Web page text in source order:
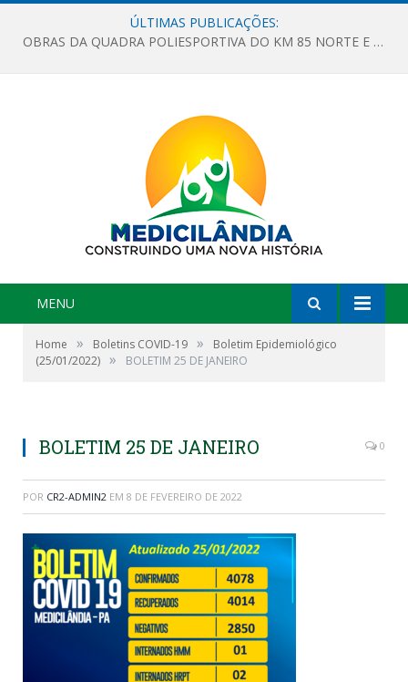
ÚLTIMAS PUBLICAÇÕES:
OBRAS DA QUADRA POLIESPORTIVA DO KM 85 NORTE E DA ESCOLA GASPAR VIANA AVANÇAM
MENU
Home » Boletins COVID-19 »
Boletim Epidemiológico
(25/01/2022) » BOLETIM 25 DE JANEIRO
BOLETIM 25 DE JANEIRO 0
POR CR2-ADMIN2 EM 8 DE FEVEREIRO DE 2022